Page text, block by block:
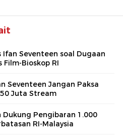
Ifan Seventeen soal Dugaan
Film-Bioskop RI
Seventeen Jangan Paksa
Juta Stream
Dukung Pengibaran 1.000
RI-Malaysia